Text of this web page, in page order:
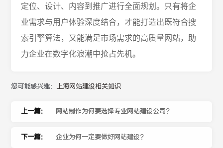
定位、设计、内容到推广进行全面规划。只有将企
业需求与用户体验深度结合，才能打造出既符合搜
索引擎算法，又能满足市场需求的高质量网站，助
力企业在数字化浪潮中抢占先机。
您可能感兴趣： 上海网站建设相关知识
上一篇： 网站制作为何要选择专业网站建设公司？
下一篇： 企业为何一定要做好网站建设？